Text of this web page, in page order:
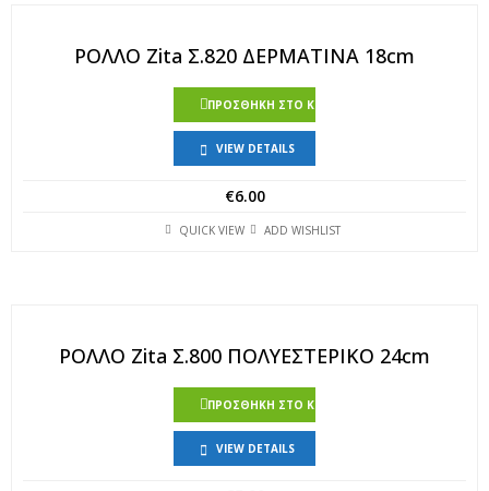
ΡΟΛΛΟ Zita Σ.820 ΔΕΡΜΑΤΙΝΑ 18cm
ΠΡΟΣΘΉΚΗ ΣΤΟ ΚΑΛΆΘΙ
VIEW DETAILS
€6.00
QUICK VIEW ADD WISHLIST
ΡΟΛΛΟ Zita Σ.800 ΠΟΛΥΕΣΤΕΡΙΚΟ 24cm
ΠΡΟΣΘΉΚΗ ΣΤΟ ΚΑΛΆΘΙ
VIEW DETAILS